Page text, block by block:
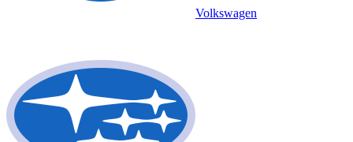
Volkswagen